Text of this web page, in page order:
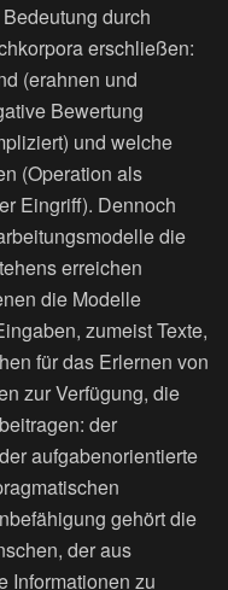
durch
erschließen:
(erahnen und
Bewertung
und welche
(Operation als
Eingriff). Dennoch
die
erreichen
die Modelle
zumeist Texte,
für das Erlernen von
zur Verfügung, die
der
aufgabenorientierte
gehört die
der aus
Informationen zu